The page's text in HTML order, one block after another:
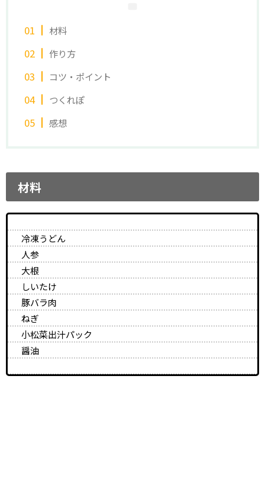
材料
作り方
コツ・ポイント
つくれぽ
感想
材料
冷凍うどん
人参
大根
しいたけ
豚バラ肉
ねぎ
小松菜出汁パック
醤油